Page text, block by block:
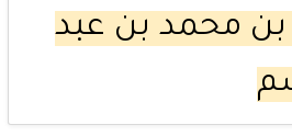
بن محمد بن عبد